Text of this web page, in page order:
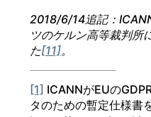
2018/6/14追記：
ツのケルン高等裁判所
た[11]。
[1] ICANNがEUの
タのための暫定仕様書